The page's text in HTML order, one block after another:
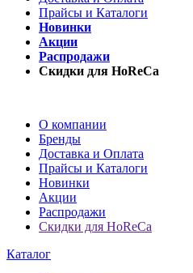
Прайсы и Каталоги
Новинки
Акции
Распродажи
Скидки для HoReCa
О компании
Бренды
Доставка и Оплата
Прайсы и Каталоги
Новинки
Акции
Распродажи
Скидки для HoReCa
Каталог